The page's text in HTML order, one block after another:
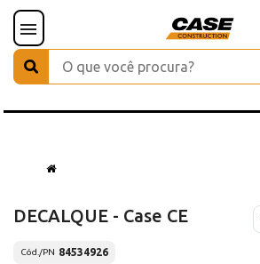
DECALQUE - Case CE
Cód./PN 84534926